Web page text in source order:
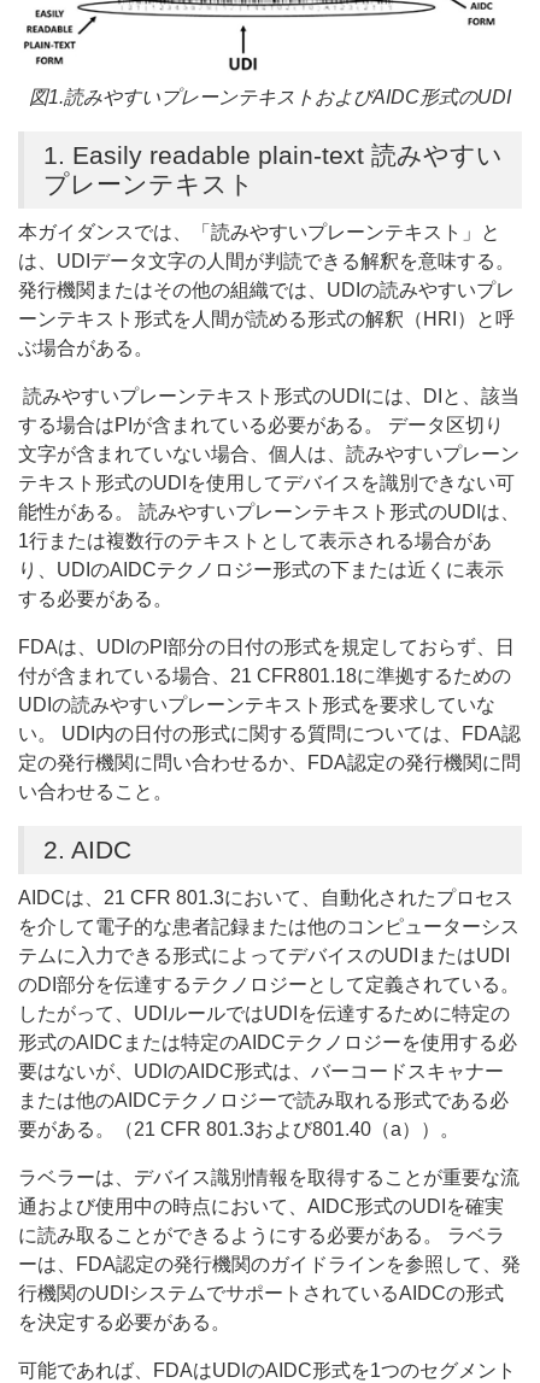
図1.読みやすいプレーンテキストおよびAIDC形式のUDI
1. Easily readable plain-text 読みやすい
プレーンテキスト
本ガイダンスでは、「読みやすいプレーンテキスト」と
は、UDIデータ文字の人間が判読できる解釈を意味する。
発行機関またはその他の組織では、UDIの読みやすいプレ
ーンテキスト形式を人間が読める形式の解釈（HRI）と呼
ぶ場合がある。
読みやすいプレーンテキスト形式のUDIには、DIと、該当
する場合はPIが含まれている必要がある。 データ区切り
文字が含まれていない場合、個人は、読みやすいプレーン
テキスト形式のUDIを使用してデバイスを識別できない可
能性がある。 読みやすいプレーンテキスト形式のUDIは、
1行または複数行のテキストとして表示される場合があ
り、UDIのAIDCテクノロジー形式の下または近くに表示
する必要がある。
FDAは、UDIのPI部分の日付の形式を規定しておらず、日
付が含まれている場合、21 CFR801.18に準拠するための
UDIの読みやすいプレーンテキスト形式を要求していな
い。 UDI内の日付の形式に関する質問については、FDA認
定の発行機関に問い合わせるか、FDA認定の発行機関に問
い合わせること。
2. AIDC
AIDCは、21 CFR 801.3において、自動化されたプロセス
を介して電子的な患者記録または他のコンピューターシス
テムに入力できる形式によってデバイスのUDIまたはUDI
のDI部分を伝達するテクノロジーとして定義されている。
したがって、UDIルールではUDIを伝達するために特定の
形式のAIDCまたは特定のAIDCテクノロジーを使用する必
要はないが、UDIのAIDC形式は、バーコードスキャナー
または他のAIDCテクノロジーで読み取れる形式である必
要がある。（21 CFR 801.3および801.40（a））。
ラベラーは、デバイス識別情報を取得することが重要な流
通および使用中の時点において、AIDC形式のUDIを確実
に読み取ることができるようにする必要がある。 ラベラ
ーは、FDA認定の発行機関のガイドラインを参照して、発
行機関のUDIシステムでサポートされているAIDCの形式
を決定する必要がある。
可能であれば、FDAはUDIのAIDC形式を1つのセグメント